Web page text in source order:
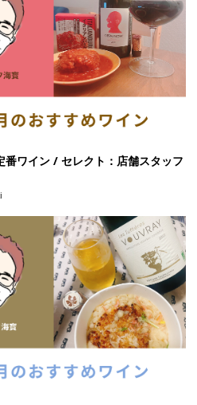
番ワイン / セレクト：店舗スタッフ